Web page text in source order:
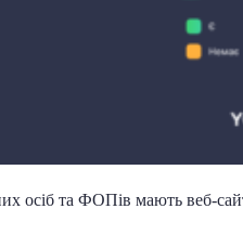
осіб та ФОПів мають веб-